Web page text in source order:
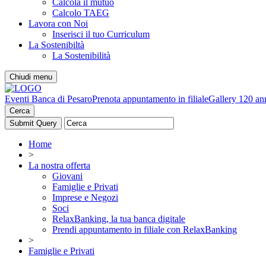
Calcola il mutuo
Calcolo TAEG
Lavora con Noi
Inserisci il tuo Curriculum
La Sostenibiltà
La Sostenibilità
Chiudi menu
Eventi Banca di PesaroPrenota appuntamento in filialeGallery 120
Cerca
Home
>
La nostra offerta
Giovani
Famiglie e Privati
Imprese e Negozi
Soci
RelaxBanking, la tua banca digitale
Prendi appuntamento in filiale con RelaxBanking
>
Famiglie e Privati